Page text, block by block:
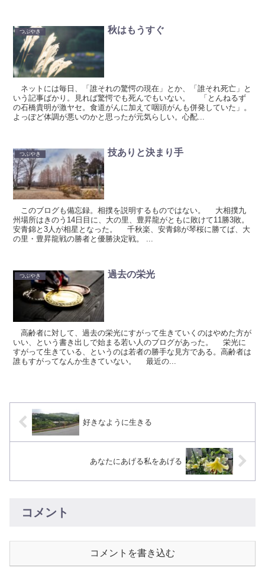
つぶやき 秋はもうすぐ
ネットには毎日、「誰それの驚愕の現在」とか、「誰それ死亡」と
いう記事ばかり。見れば驚愕でも死んでもいない。 「とんねるず
の石橋貴明が激ヤセ。食道がんに加えて咽頭がんも併発していた」。
よっぽど体調が悪いのかと思ったが元気らしい。心配...
つぶやき 技ありと決まり手
このブログも備忘録。相撲を説明するものではない。 大相撲九
州場所はきのう14日目に、大の里、豊昇龍がともに敗けて11勝3敗。
安青錦と3人が相星となった。 千秋楽、安青錦が琴桜に勝てば、大
の里・豊昇龍戦の勝者と優勝決定戦。 ...
つぶやき 過去の栄光
高齢者に対して、過去の栄光にすがって生きていくのはやめた方が
いい、という書き出しで始まる若い人のブログがあった。 栄光に
すがって生きている、というのは若者の勝手な見方である。高齢者は
誰もすがってなんか生きていない。 最近の...
好きなように生きる
あなたにあげる私をあげる
コメント
コメントを書き込む